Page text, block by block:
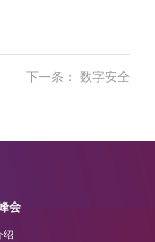
下一条： 数字安全
会
绍